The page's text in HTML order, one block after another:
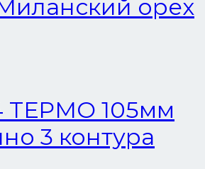
орех
ТЕРМО 105мм
3 контура